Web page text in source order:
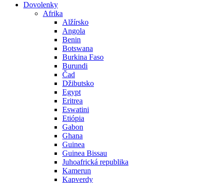
Dovolenky
Afrika
Alžírsko
Angola
Benin
Botswana
Burkina Faso
Burundi
Čad
Džibutsko
Egypt
Eritrea
Eswatini
Etiópia
Gabon
Ghana
Guinea
Guinea Bissau
Juhoafrická republika
Kamerun
Kapverdy